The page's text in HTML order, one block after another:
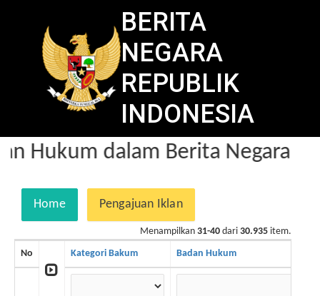
BERITA
NEGARA
REPUBLIK
INDONESIA
Hukum dalam Berita Negara
Home Pengajuan Iklan
Menampilkan 31-40 dari 30.935 item.
No Kategori Bakum Badan Hukum